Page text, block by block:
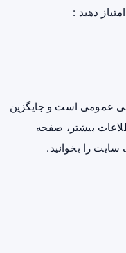
عمومی است و جایگزین
بیشتر، صفحه
سایت را بخوانید.